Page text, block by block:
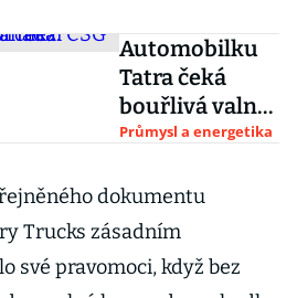
Automobilku
Tatra čeká
bouřlivá valná
hromada.
napětí mezi
CSG
Průmysl a energetika
dokumentu
Trucks zásadním
své pravomoci, když bez